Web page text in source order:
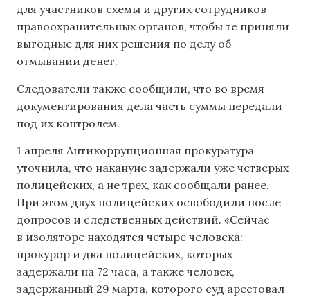
для участников схемы и других сотрудников
правоохранительных органов, чтобы те приняли
выгодные для них решения по делу об
отмывании денег.
Следователи также сообщили, что во время
документирования дела часть суммы передали
под их контролем.
1 апреля Антикоррупционная прокуратура
уточнила, что накануне задержали уже четверых
полицейских, а не трех, как сообщали ранее.
При этом двух полицейских освободили после
допросов и следственных действий. «Сейчас
в изоляторе находятся четыре человека:
прокурор и два полицейских, которых
задержали на 72 часа, а также человек,
задержанный 29 марта, которого суд арестовал